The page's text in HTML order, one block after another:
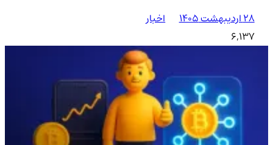
۲۸ اردیبهشت ۱۴۰۵
اخبار
6,137